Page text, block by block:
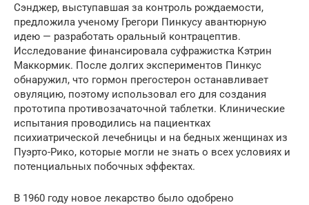
Сэнджер, выступавшая за контроль рождаемости,
предложила ученому Грегори Пинкусу авантюрную
идею — разработать оральный контрацептив.
Исследование финансировала суфражистка Кэтрин
Маккормик. После долгих экспериментов Пинкус
обнаружил, что гормон прегостерон останавливает
овуляцию, поэтому использовал его для создания
прототипа противозачаточной таблетки. Клинические
испытания проводились на пациентках
психиатрической лечебницы и на бедных женщинах из
Пуэрто-Рико, которые могли не знать о всех условиях и
потенциальных побочных эффектах.
В 1960 году новое лекарство было одобрено